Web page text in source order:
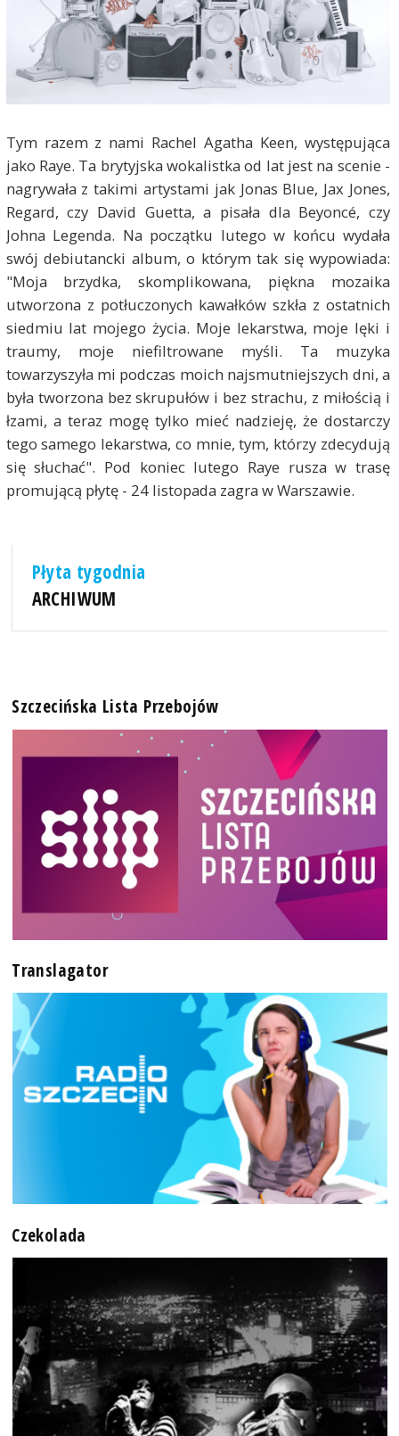
Tym razem z nami Rachel Agatha Keen, występująca
jako Raye. Ta brytyjska wokalistka od lat jest na scenie -
nagrywała z takimi artystami jak Jonas Blue, Jax Jones,
Regard, czy David Guetta, a pisała dla Beyoncé, czy
Johna Legenda. Na początku lutego w końcu wydała
swój debiutancki album, o którym tak się wypowiada:
"Moja brzydka, skomplikowana, piękna mozaika
utworzona z potłuczonych kawałków szkła z ostatnich
siedmiu lat mojego życia. Moje lekarstwa, moje lęki i
traumy, moje niefiltrowane myśli. Ta muzyka
towarzyszyła mi podczas moich najsmutniejszych dni, a
była tworzona bez skrupułów i bez strachu, z miłością i
łzami, a teraz mogę tylko mieć nadzieję, że dostarczy
tego samego lekarstwa, co mnie, tym, którzy zdecydują
się słuchać". Pod koniec lutego Raye rusza w trasę
promującą płytę - 24 listopada zagra w Warszawie.
Płyta tygodnia
ARCHIWUM
Szczecińska Lista Przebojów
Translagator
Czekolada